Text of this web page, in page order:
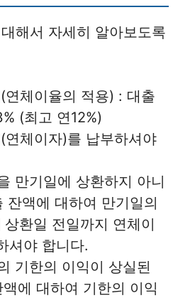
해서 자세히 알아보도록
연체이율의 적용) : 대출
(최고 연12%)
연체이자)를 납부하셔야
만기일에 상환하지 아니
잔액에 대하여 만기일의
상환일 전일까지 연체이
셔야 합니다.
기한의 이익이 상실된
에 대하여 기한의 이익